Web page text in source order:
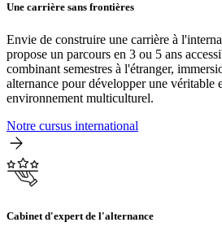
Une carrière sans frontières
Envie de construire une carrière à
propose un parcours en 3 ou 5 ans
combinant semestres à l'étranger,
alternance pour développer une véritable
environnement multiculturel.
Notre cursus international
Cabinet d'expert de l'alternance